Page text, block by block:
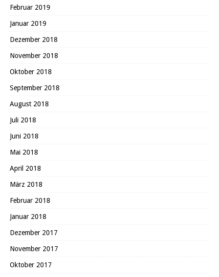
Februar 2019
Januar 2019
Dezember 2018
November 2018
Oktober 2018
September 2018
August 2018
Juli 2018
Juni 2018
Mai 2018
April 2018
März 2018
Februar 2018
Januar 2018
Dezember 2017
November 2017
Oktober 2017